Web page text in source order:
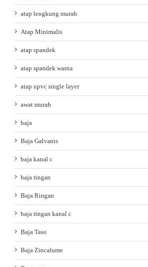
atap lengkung murah
Atap Minimalis
atap spandek
atap spandek warna
atap upvc single layer
awat murah
baja
Baja Galvanis
baja kanal c
baja ringan
Baja Ringan
baja ringan kanal c
Baja Taso
Baja Zincalume